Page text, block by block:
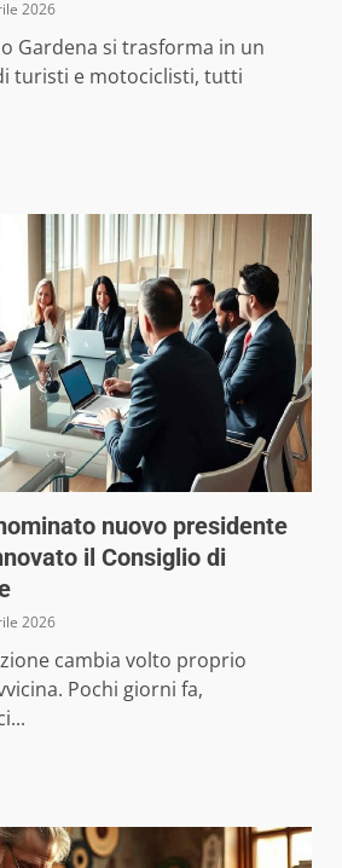
2026
Gardena si trasforma in un
turisti e motociclisti, tutti
nuovo presidente
il Consiglio di
2026
cambia volto proprio
Pochi giorni fa,